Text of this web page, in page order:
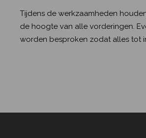
Tijdens de werkzaamheden
de hoogte van alle vorderingen.
worden besproken zodat alles tot